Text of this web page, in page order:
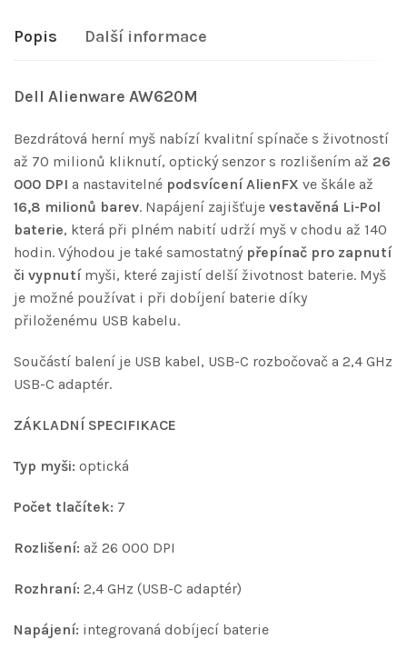
Popis Další informace
Dell Alienware AW620M
Bezdrátová herní myš nabízí kvalitní spínače s životností
až 70 milionů kliknutí, optický senzor s rozlišením až 26
000 DPI a nastavitelné podsvícení AlienFX ve škále až
16,8 milionů barev. Napájení zajišťuje vestavěná Li-Pol
baterie, která při plném nabití udrží myš v chodu až 140
hodin. Výhodou je také samostatný přepínač pro zapnutí
či vypnutímyši, které zajistí delší životnost baterie. Myš
je možné používat i při dobíjení baterie díky
přiloženému USB kabelu.
Součástí balení je USB kabel, USB-C rozbočovač a 2,4 GHz
USB-C adaptér.
ZÁKLADNÍ SPECIFIKACE
Typ myši: optická
Počet tlačítek: 7
Rozlišení: až 26 000 DPI
Rozhraní: 2,4 GHz (USB-C adaptér)
Napájení: integrovaná dobíjecí baterie